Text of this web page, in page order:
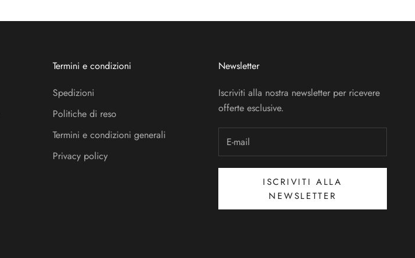
Termini e condizioni
Spedizioni
Politiche di reso
Termini e condizioni generali
Privacy policy
Newsletter
Iscriviti alla nostra newsletter per ricevere
offerte esclusive.
ISCRIVITI ALLA
NEWSLETTER